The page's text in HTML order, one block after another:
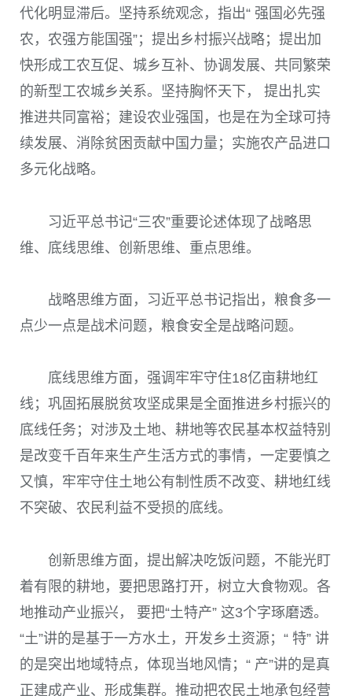
代化明显滞后。坚持系统观念，指出“ 强国必先强
农，农强方能国强”；提出乡村振兴战略；提出加
快形成工农互促、城乡互补、协调发展、共同繁荣
的新型工农城乡关系。坚持胸怀天下， 提出扎实
推进共同富裕；建设农业强国，也是在为全球可持
续发展、消除贫困贡献中国力量；实施农产品进口
多元化战略。
习近平总书记“三农”重要论述体现了战略思
维、底线思维、创新思维、重点思维。
战略思维方面，习近平总书记指出，粮食多一
点少一点是战术问题，粮食安全是战略问题。
底线思维方面，强调牢牢守住18亿亩耕地红
线；巩固拓展脱贫攻坚成果是全面推进乡村振兴的
底线任务；对涉及土地、耕地等农民基本权益特别
是改变千百年来生产生活方式的事情，一定要慎之
又慎，牢牢守住土地公有制性质不改变、耕地红线
不突破、农民利益不受损的底线。
创新思维方面，提出解决吃饭问题，不能光盯
着有限的耕地，要把思路打开，树立大食物观。各
地推动产业振兴， 要把“土特产” 这3个字琢磨透。
“土”讲的是基于一方水土，开发乡土资源；“ 特” 讲
的是突出地域特点，体现当地风情；“ 产”讲的是真
正建成产业、形成集群。推动把农民土地承包经营